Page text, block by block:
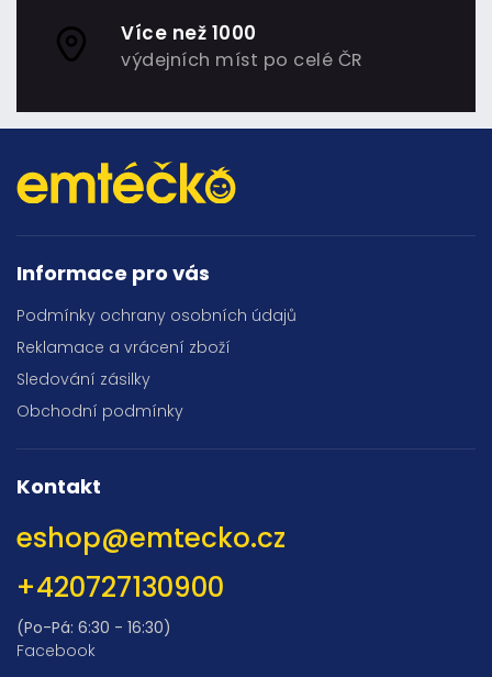
Více než 1000
výdejních míst po celé ČR
Informace pro vás
Podmínky ochrany osobních údajů
Reklamace a vrácení zboží
Sledování zásilky
Obchodní podmínky
Kontakt
eshop@emtecko.cz
+420727130900
(Po-Pá: 6:30 - 16:30)
Facebook